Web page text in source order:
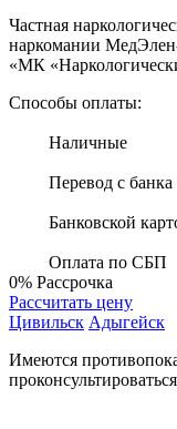
Частная
наркомании
«МК
Способы оплаты:
Наличные
Перевод с банка
Банковской
Оплата по СБП
0% Рассрочка
Рассчитать цену
Цивильск Адыгейск
Имеются